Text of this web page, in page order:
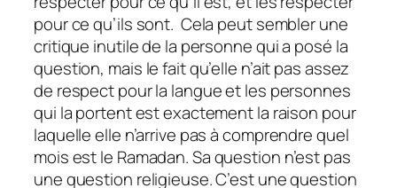
pour ce qu’ils sont. Cela peut sembler une
critique inutile de la personne qui a posé la
question, mais le fait qu’elle n’ait pas assez
de respect pour la langue et les personnes
qui la portent est exactement la raison pour
laquelle elle n’arrive pas à comprendre quel
mois est le Ramadan. Sa question n’est pas
une question religieuse. C’est une question